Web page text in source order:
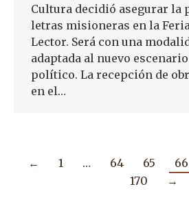
Cultura decidió asegurar la
letras misioneras en la
Lector. Será con una
adaptada al nuevo
político. La recepción de
en el…
← 1 … 64 65 66
170
→